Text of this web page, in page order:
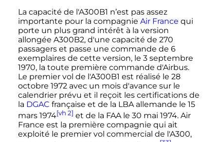
La capacité de l'A300B1 n’est pas assez
importante pour la compagnie Air France qui
porte un plus grand intérêt à la version
allongée A300B2, d'une capacité de 270
passagers et passe une commande de 6
exemplaires de cette version, le 3 septembre
1970, la toute première commande d'Airbus.
Le premier vol de l'A300B1 est réalisé le 28
octobre 1972 avec un mois d'avance sur le
calendrier prévu et il reçoit les certifications de
la DGAC française et de la LBA allemande le 15
mars 1974[vh 2] et de la FAA le 30 mai 1974. Air
France est la première compagnie qui ait
exploité le premier vol commercial de l'A300,